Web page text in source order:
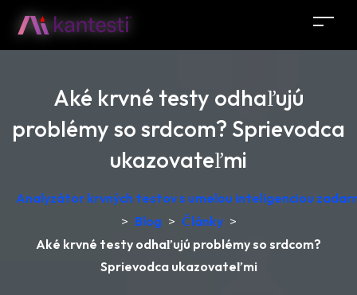
Aké krvné testy odhaľujú
problémy so srdcom? Sprievodca
ukazovateľmi
Analyzátor krvných testov s umelou inteligenciou
> Blog > Články >
Aké krvné testy odhaľujú problémy so srdcom?
Sprievodca ukazovateľmi